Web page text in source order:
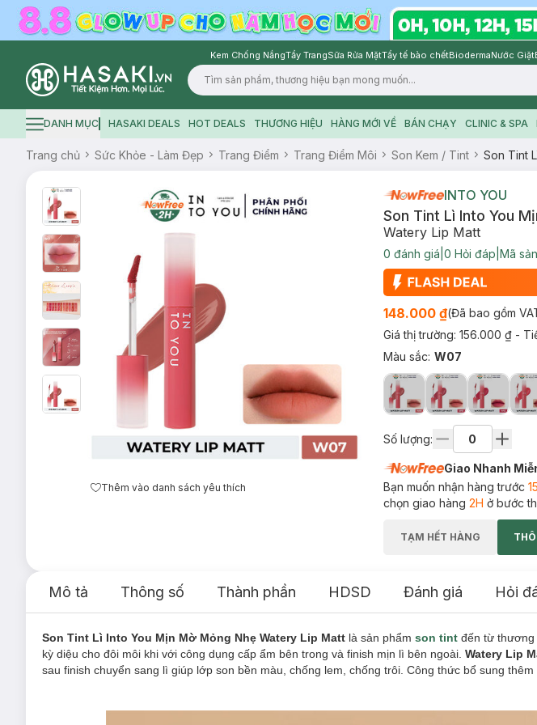
Kem Chống NắngTẩy TrangSữa Rửa MặtTẩy tế bào chếtBiodermaNước Giặt
Logo
Hamburger icon
DANH MỤC HASAKI DEALS HOT DEALS THƯƠNG HIỆU HÀNG MỚI VỀ BÁN CHẠY CLINIC & SPA
Trang chủ Sức Khỏe - Làm Đẹp Trang Điểm Trang Điểm Môi Son Kem / Tint Son Tint
Thêm vào danh sách yêu thích
INTO YOU
Son Tint Lì Into You
Watery Lip Matt
0 đánh giá 0 Hỏi đáp Mã
148.000 ₫(Đã bao gồm
Giá thị trường: 156.000 ₫ -
Màu sắc: W07
Số lượng:
Giao Nhanh
Bạn muốn nhận hàng trước
chọn giao hàng 2H ở bước
TẠM HẾT HÀNG
Mô tả Thông số Thành phần HDSD Đánh giá Hỏi
Son Tint Lì Into You Mịn Mờ Mỏng Nhẹ Watery Lip Matt là sản phẩm son tint đến từ thương
kỳ diệu cho đôi môi khi với công dụng cấp ẩm bên trong và finish mịn lì bên ngoài. Watery Lip
sau finish chuyển sang lì giúp lớp son bền màu, chống lem, chống trôi. Công thức bổ sung